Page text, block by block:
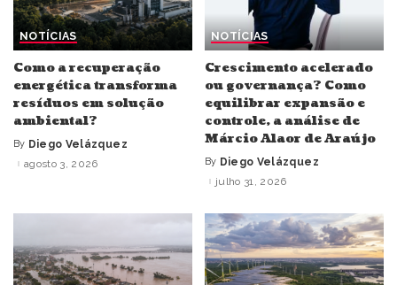
NOTÍCIAS
Como a recuperação
energética transforma
resíduos em solução
ambiental?
Posted
by
By Diego Velázquez
agosto 3, 2026
NOTÍCIAS
Crescimento acelerado
ou governança? Como
equilibrar expansão e
controle, a análise de
Márcio Alaor de Araújo
Posted
by
By Diego Velázquez
julho 31, 2026